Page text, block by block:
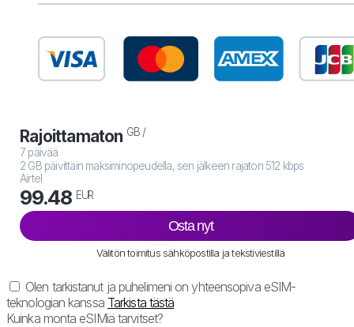
Rajoittamaton GB /
7 päivää
2 GB päivittäin maksiminopeudella, sen jälkeen rajaton 512 kbps
Airtel
99.48 EUR
Osta nyt
Välitön toimitus sähköpostilla ja tekstiviestillä
Olen tarkistanut ja puhelimeni on yhteensopiva eSIM-
teknologian kanssa Tarkista tästä
Kuinka monta eSIMiä tarvitset?